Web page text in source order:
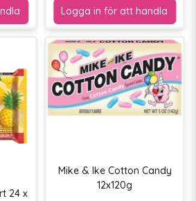
24 x
Mike & Ike Cotton Candy
12x120g